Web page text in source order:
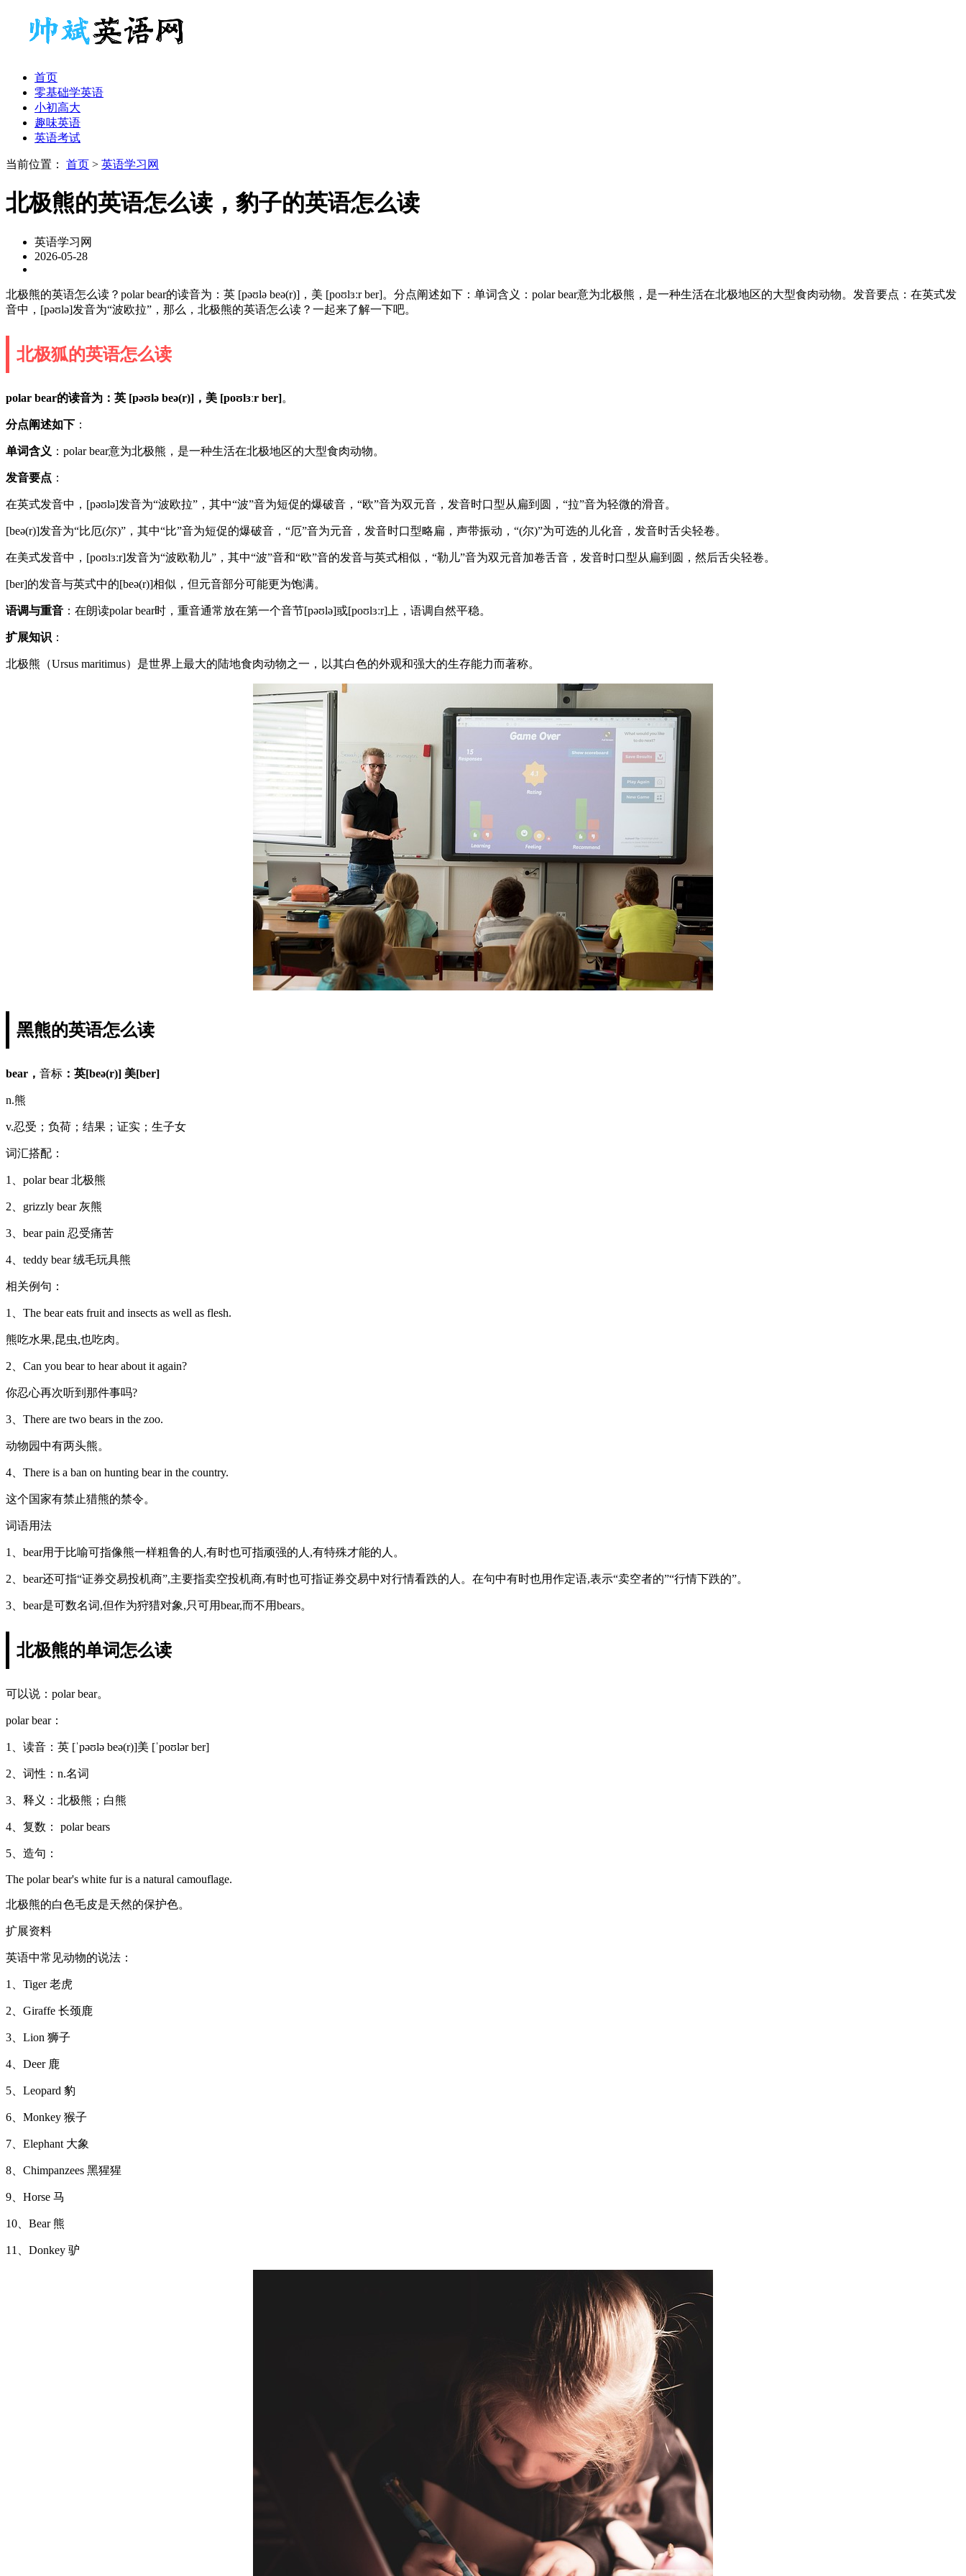
首页
零基础学英语
小初高大
趣味英语
英语考试
当前位置： 首页 > 英语学习网
北极熊的英语怎么读，豹子的英语怎么读
英语学习网
2026-05-28
北极熊的英语怎么读？polar bear的读音为：英 [pəʊlə beə(r)]，美 [poʊlɜːr ber]。分点阐述如下：单词含义：polar bear意为北极熊，是一种生活在北极地区的大型食肉动物。发音要点：在英式发
音中，[pəʊlə]发音为“波欧拉”，那么，北极熊的英语怎么读？一起来了解一下吧。
北极狐的英语怎么读
polar bear的读音为：英 [pəʊlə beə(r)]，美 [poʊlɜːr ber]。
分点阐述如下 ：
单词含义 ：polar bear意为北极熊，是一种生活在北极地区的大型食肉动物。
发音要点 ：
在英式发音中，[pəʊlə]发音为“波欧拉”，其中“波”音为短促的爆破音，“欧”音为双元音，发音时口型从扁到圆，“拉”音为轻微的滑音。
[beə(r)]发音为“比厄(尔)”，其中“比”音为短促的爆破音，“厄”音为元音，发音时口型略扁，声带振动，“(尔)”为可选的儿化音，发音时舌尖轻卷。
在美式发音中，[poʊlɜːr]发音为“波欧勒儿”，其中“波”音和“欧”音的发音与英式相似，“勒儿”音为双元音加卷舌音，发音时口型从扁到圆，然后舌尖轻卷。
[ber]的发音与英式中的[beə(r)]相似，但元音部分可能更为饱满。
语调与重音 ：在朗读polar bear时，重音通常放在第一个音节[pəʊlə]或[poʊlɜːr]上，语调自然平稳。
扩展知识 ：
北极熊（Ursus maritimus）是世界上最大的陆地食肉动物之一，以其白色的外观和强大的生存能力而著称。
黑熊的英语怎么读
bear， 音标 ：英[beə(r)] 美[ber]
n.熊
v.忍受；负荷；结果；证实；生子女
词汇搭配：
1、polar bear 北极熊
2、grizzly bear 灰熊
3、bear pain 忍受痛苦
4、teddy bear 绒毛玩具熊
相关例句：
1、The bear eats fruit and insects as well as flesh.
熊吃水果,昆虫,也吃肉。
2、Can you bear to hear about it again?
你忍心再次听到那件事吗?
3、There are two bears in the zoo.
动物园中有两头熊。
4、There is a ban on hunting bear in the country.
这个国家有禁止猎熊的禁令。
词语用法
1、bear用于比喻可指像熊一样粗鲁的人,有时也可指顽强的人,有特殊才能的人。
2、bear还可指“证券交易投机商”,主要指卖空投机商,有时也可指证券交易中对行情看跌的人。在句中有时也用作定语,表示“卖空者的”“行情下跌的”。
3、bear是可数名词,但作为狩猎对象,只可用bear,而不用bears。
北极熊的单词怎么读
可以说：polar bear。
polar bear：
1、读音：英 [ˈpəʊlə beə(r)]美 [ˈpoʊlər ber]
2、词性：n.名词
3、释义：北极熊；白熊
4、复数： polar bears
5、造句：
The polar bear's white fur is a natural camouflage.
北极熊的白色毛皮是天然的保护色。
扩展资料
英语中常见动物的说法：
1、Tiger 老虎
2、Giraffe 长颈鹿
3、Lion 狮子
4、Deer 鹿
5、Leopard 豹
6、Monkey 猴子
7、Elephant 大象
8、Chimpanzees 黑猩猩
9、Horse 马
10、Bear 熊
11、Donkey 驴